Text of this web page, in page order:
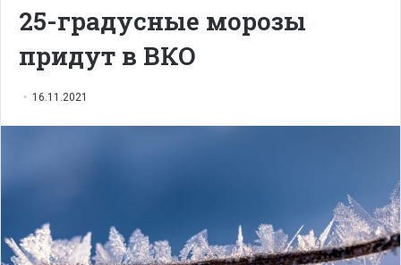
25-градусные морозы
придут в ВКО
16.11.2021